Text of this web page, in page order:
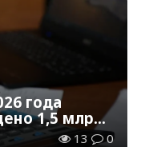
года
1,5 млрд
13 0